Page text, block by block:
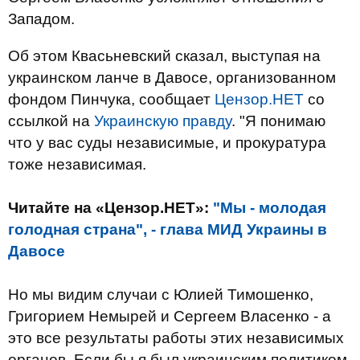
Западом.
Об этом Квасьневский сказал, выступая на
украинском ланче в Давосе, организованном
фондом Пинчука, сообщает Цензор.НЕТ со
ссылкой на Украинскую правду. "Я понимаю
что у вас суды независимые, и прокуратура
тоже независимая.
Читайте на «Цензор.НЕТ»: "Мы - молодая
голодная страна", - глава МИД Украины в
Давосе
Но мы видим случаи с Юлией Тимошенко,
Григорием Немырей и Сергеем Власенко - а
это все результаты работы этих независимых